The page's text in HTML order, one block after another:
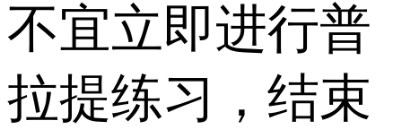
不宜立即进行普
拉提练习，结束